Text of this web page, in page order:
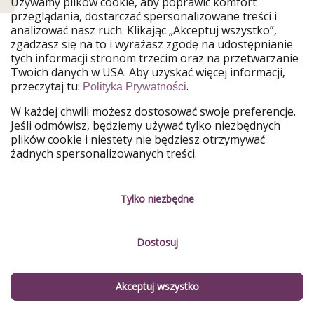
American Cuisine(kuchniafusion)? Najlepszym
miejscem jest wyróżnionagwiazdką Michelin
restauracja Nudibranch na Manhattanie. Chcesz
imprezować całą nocw Nowym Jorku? Udaj się na
Lower East Side lub do East Village. Jest tam mnóstwo
świetnych barów i klubów. Kolejne istotne zadanie do
wykonania w Nowym Jorku - zdecydowanie powinieneś
przejść się po Moście Brooklińskim. To po prostu
trzeba zobaczyć.
Coca-Cola (0,33 litra) kosztuje od 1 do 1,50 euro.
przeglądania, dostarczać spersonalizowane treści i
analizować nasz ruch. Klikając „Akceptuj wszystko”,
zgadzasz się na to i wyrażasz zgodę na udostępnianie
tych informacji stronom trzecim oraz na przetwarzanie
Twoich danych w USA. Aby uzyskać więcej informacji,
przeczytaj tu: Polityka Prywatności.
W każdej chwili możesz dostosować swoje preferencje.
Jeśli odmówisz, będziemy używać tylko niezbędnych
plików cookie i niestety nie będziesz otrzymywać
żadnych spersonalizowanych treści.
Tylko niezbędne
Dostosuj
Akceptuj wszystko